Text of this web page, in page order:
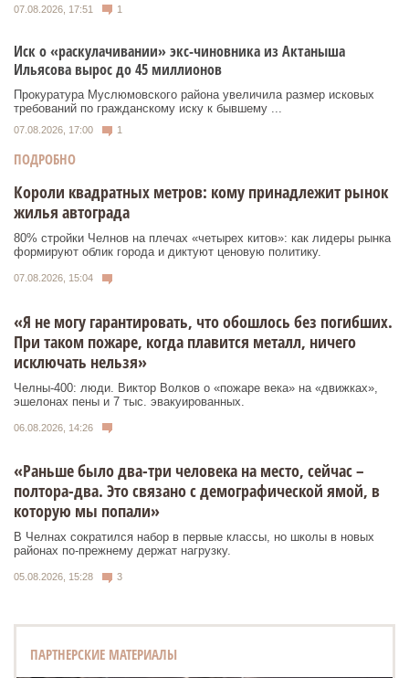
07.08.2026, 17:51 1
Иск о «раскулачивании» экс-чиновника из Актаныша
Ильясова вырос до 45 миллионов
Прокуратура Муслюмовского района увеличила размер исковых
требований по гражданскому иску к бывшему ...
07.08.2026, 17:00 1
ПОДРОБНО
Короли квадратных метров: кому принадлежит рынок
жилья автограда
80% стройки Челнов на плечах «четырех китов»: как лидеры рынка
формируют облик города и диктуют ценовую политику.
07.08.2026, 15:04
«Я не могу гарантировать, что обошлось без погибших.
При таком пожаре, когда плавится металл, ничего
исключать нельзя»
Челны-400: люди. Виктор Волков о «пожаре века» на «движках»,
эшелонах пены и 7 тыс. эвакуированных.
06.08.2026, 14:26
«Раньше было два-три человека на место, сейчас –
полтора-два. Это связано с демографической ямой, в
которую мы попали»
В Челнах сократился набор в первые классы, но школы в новых
районах по-прежнему держат нагрузку.
05.08.2026, 15:28 3
ПАРТНЕРСКИЕ МАТЕРИАЛЫ